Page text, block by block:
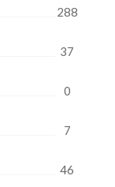
288
37
0
7
46